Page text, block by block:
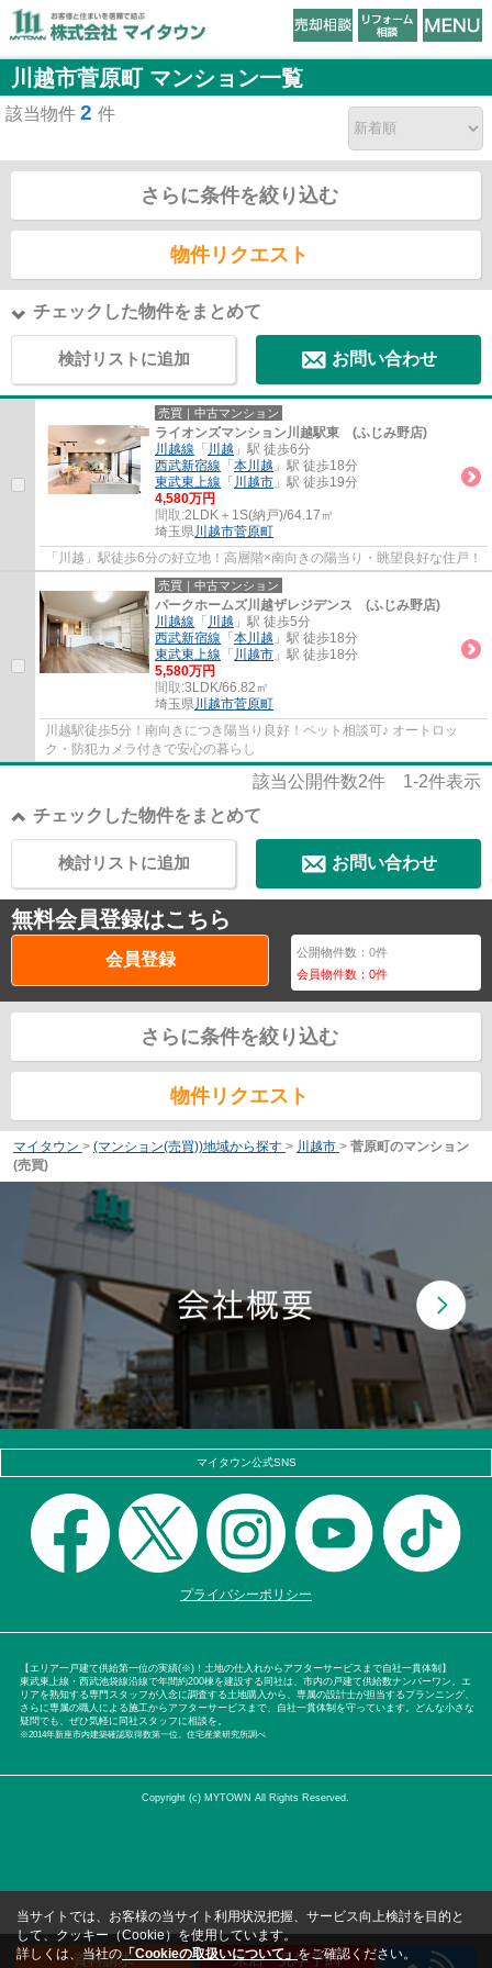
川越市菅原町 マンション一覧
該当物件 2 件
さらに条件を絞り込む
物件リクエスト
チェックした物件をまとめて
検討リストに追加 お問い合わせ
売買｜中古マンション
ライオンズマンション川越駅東 (ふじみ野店)
川越線 「 川越 」駅 徒歩6分
西武新宿線 「 本川越 」駅 徒歩18分
東武東上線 「 川越市 」駅 徒歩19分
4,580万円
間取:2LDK＋1S(納戸)/64.17㎡
埼玉県川越市菅原町
「川越」駅徒歩6分の好立地！高層階×南向きの陽当り・眺望良好な住戸！
売買｜中古マンション
パークホームズ川越ザレジデンス (ふじみ野店)
川越線 「 川越 」駅 徒歩5分
西武新宿線 「 本川越 」駅 徒歩18分
東武東上線 「 川越市 」駅 徒歩18分
5,580万円
間取:3LDK/66.82㎡
埼玉県川越市菅原町
川越駅徒歩5分！南向きにつき陽当り良好！ペット相談可♪ オートロッ
ク・防犯カメラ付きで安心の暮らし
該当公開件数2件 1-2件表示
チェックした物件をまとめて
お問い合わせ
検討リストに追加
無料会員登録はこちら
会員登録 公開物件数：0件
会員物件数：0件
さらに条件を絞り込む
物件リクエスト
マイタウン > (マンション(売買))地域から探す > 川越市 > 菅原町のマンション
(売買)
マイタウン公式SNS
プライバシーポリシー
【エリア一戸建て供給第一位の実績(※)！土地の仕入れからアフターサービスまで自社一貫体制】
東武東上線・西武池袋線沿線で年間約200棟を建設する同社は、市内の戸建て供給数ナンバーワン。エ
リアを熟知する専門スタッフが入念に調査する土地購入から、専属の設計士が担当するプランニング、
さらに専属の職人による施工からアフターサービスまで、自社一貫体制を守っています。どんな小さな
疑問でも、ぜひ気軽に同社スタッフに相談を。
※2014年新座市内建築確認取得数第一位。住宅産業研究所調べ
Copyright (c) MYTOWN All Rights Reserved.
資料請求 来店・見学予約
当サイトでは、お客様の当サイト利用状況把握、サービス向上検討を目的と
して、クッキー（Cookie）を使用しています。
詳しくは、当社の「Cookieの取扱いについて」をご確認ください。